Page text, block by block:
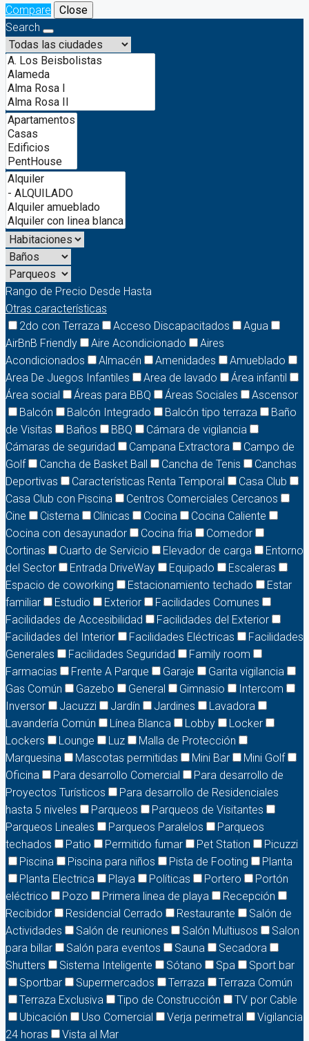
Compare
Close
Search
Rango de Precio Desde Hasta
Otras características
2do con Terraza
Acceso Discapacitados
Agua
AirBnB Friendly
Aire Acondicionado
Aires
Acondicionados
Almacén Amenidades
Amueblado
Area De Juegos Infantiles
Area de lavado
Área infantil
Área social
Áreas para BBQ Áreas Sociales
Ascensor
Balcón
Balcón Integrado Balcón tipo terraza
Baño
de Visitas
Baños BBQ
Cámara de vigilancia
Cámaras de seguridad
Campana Extractora
Campo de
Golf
Cancha de Basket Ball Cancha de Tenis
Canchas
Deportivas
Características Renta Temporal
Casa Club
Casa Club con Piscina
Centros Comerciales Cercanos
Cine
Cisterna Clínicas Cocina
Cocina Caliente
Cocina con desayunador
Cocina fria
Comedor
Cortinas
Cuarto de Servicio Elevador de carga
Entorno
del Sector
Entrada DriveWay Equipado
Escaleras
Espacio de coworking
Estacionamiento techado
Estar
familiar
Estudio Exterior
Facilidades Comunes
Facilidades de Accesibilidad
Facilidades del Exterior
Facilidades del Interior
Facilidades Eléctricas
Facilidades
Generales
Facilidades Seguridad
Family room
Farmacias
Frente A Parque Garaje
Garita vigilancia
Gas Común
Gazebo General Gimnasio
Intercom
Inversor
Jacuzzi Jardín Jardines
Lavadora
Lavandería Común
Línea Blanca Lobby
Locker
Lockers
Lounge Luz
Malla de Protección
Marquesina
Mascotas permitidas Mini Bar
Mini Golf
Oficina
Para desarrollo Comercial
Para desarrollo de
Proyectos Turísticos
Para desarrollo de Residenciales
hasta 5 niveles
Parqueos
Parqueos de Visitantes
Parqueos Lineales
Parqueos Paralelos
Parqueos
techados
Patio Permitido fumar Pet Station
Picuzzi
Piscina
Piscina para niños Pista de Footing
Planta
Planta Electrica
Playa Políticas Portero
Portón
eléctrico
Pozo Primera linea de playa
Recepción
Recibidor
Residencial Cerrado Restaurante
Salón de
Actividades
Salón de reuniones Salón Multiusos
Salon
para billar
Salón para eventos Sauna
Secadora
Shutters
Sistema Inteligente Sótano Spa
Sport bar
Sportbar
Supermercados Terraza
Terraza Común
Terraza Exclusiva
Tipo de Construcción
TV por Cable
Ubicación
Uso Comercial Verja perimetral
Vigilancia
24 horas
Vista al Mar